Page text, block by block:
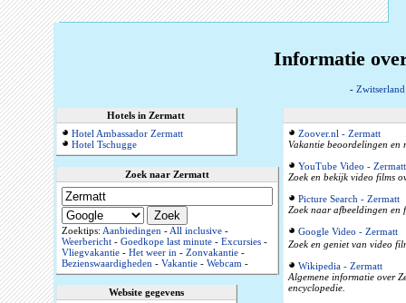
Informatie
- Zwitserland
Hotels in Zermatt
Hotel Ambassador Zermatt
Hotel Tschugge
Zoek naar Zermatt
Zoektips: Aanbiedingen-All inclusive-
Weerbericht- Goedkope last minute- Excursies-
Vliegvakantie- Het weer in- Zonvakantie-
Bezienswaardigheden- Vakantie- Webcam-
Website gegevens
Zoover.nl - Zermatt
Vakantie beoordelingen en
YouTube Video - Zermatt
Zoek en bekijk video films
Picture Search - Zermatt
Zoek naar afbeeldingen en
Google Video - Zermatt
Zoek en geniet van video
Wikipedia - Zermatt
Algemene informatie over
encyclopedie.